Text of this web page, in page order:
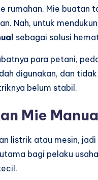
rumahan. Mie buatan
Nah, untuk
sebagai solusi
para petani,
digunakan, dan
belum stabil.
Mie
listrik atau mesin,
bagi pelaku